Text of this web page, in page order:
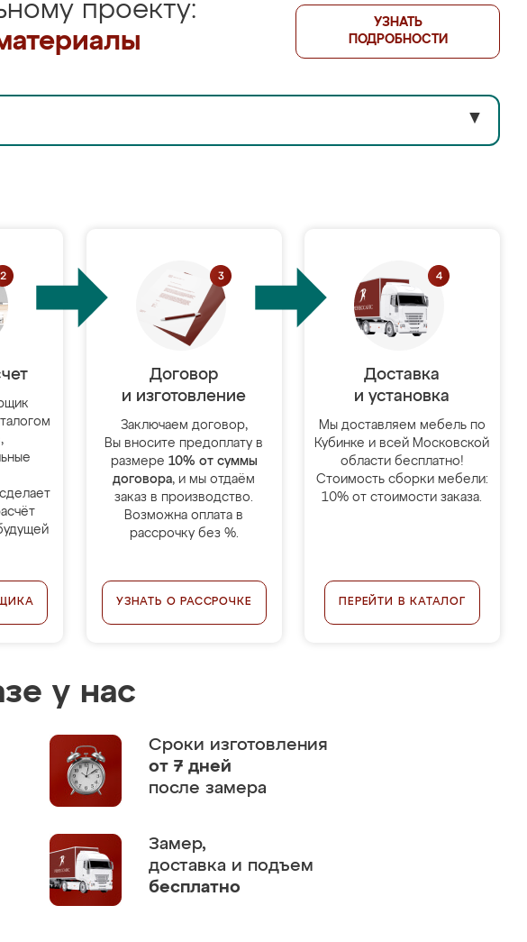
проекту:
УЗНАТЬ
ПОДРОБНОСТИ
▼
Договор
и изготовление
Заключаем договор,
Вы вносите предоплату в
размере 10% от суммы
договора, и мы отдаём
заказ в производство.
Возможна оплата в
рассрочку без %.
УЗНАТЬ О РАССРОЧКЕ
Доставка
и установка
Мы доставляем мебель по
Кубинке и всей Московской
области бесплатно!
Стоимость сборки мебели:
10% от стоимости заказа.
ПЕРЕЙТИ В КАТАЛОГ
у нас
Сроки изготовления
от 7 дней
после замера
Замер,
доставка и подъем
бесплатно